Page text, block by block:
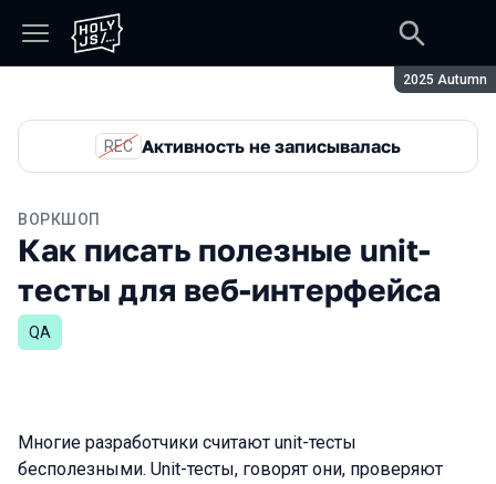
Сезон:
2025 Autumn
REC Активность не записывалась
ВОРКШОП
Как писать полезные unit-
тесты для веб-интерфейса
QA
Многие разработчики считают unit-тесты
бесполезными. Unit-тесты, говорят они, проверяют